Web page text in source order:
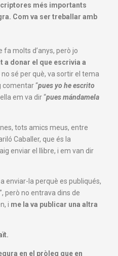
més importants
Com va ser treballar amb
fa molts d’anys, però jo
a donar el que escrivia a
no sé per què, va sortir el tema
comentar “pues yo he escrito
ella em va dir “pues mándamela
tots amics meus, entre
Caballer, que és la
enviar el llibre, i em van dir
enviar-la perquè es publiqués,
però no entrava dins de
i me la va publicar una altra
en el pròleg que en